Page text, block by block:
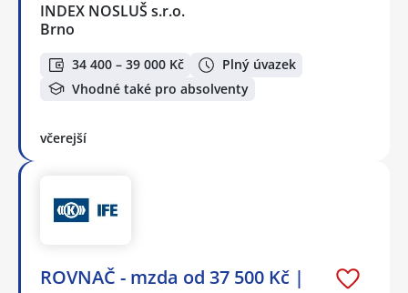
INDEX NOSLUŠ s.r.o.
Brno
34 400 – 39 000 Kč
Plný úvazek
Vhodné také pro absolventy
včerejší
ROVNAČ - mzda od 37 500 Kč |